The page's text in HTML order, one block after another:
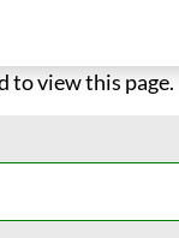
to view this page.